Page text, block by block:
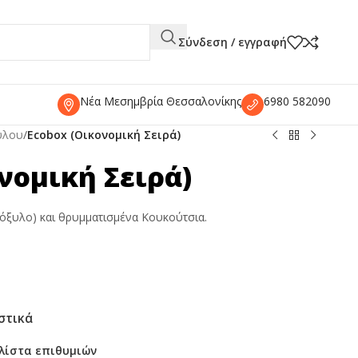
Σύνδεση / εγγραφή
Νέα Μεσημβρία Θεσσαλονίκης 6980 582090
/Ecobox (Οικονομική Σειρά)
Σειρά)
και θρυμματισμένα Κουκούτσια.
επιθυμιών